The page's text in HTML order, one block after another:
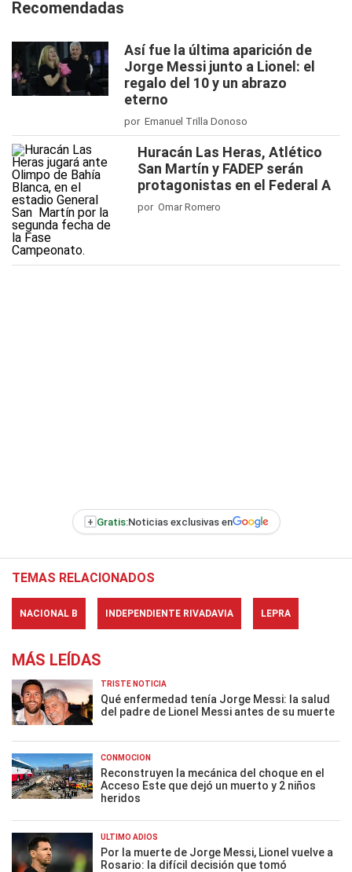
Recomendadas
Así fue la última aparición de
Jorge Messi junto a Lionel: el
regalo del 10 y un abrazo
eterno
por Emanuel Trilla Donoso
Huracán Las Heras, Atlético
San Martín y FADEP serán
protagonistas en el Federal A
por Omar Romero
+ Gratis:Noticias exclusivas en
TEMAS RELACIONADOS
NACIONAL B INDEPENDIENTE RIVADAVIA LEPRA
MÁS LEÍDAS
TRISTE NOTICIA
Qué enfermedad tenía Jorge Messi: la salud
del padre de Lionel Messi antes de su muerte
CONMOCIÓN
Reconstruyen la mecánica del choque en el
Acceso Este que dejó un muerto y 2 niños
heridos
ÚLTIMO ADIÓS
Por la muerte de Jorge Messi, Lionel vuelve a
Rosario: la difícil decisión que tomó